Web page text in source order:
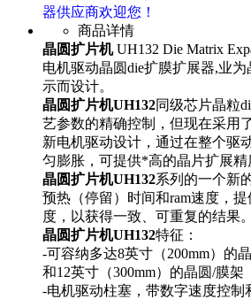
器供应商欢迎您！
商品详情
晶圆扩片机UH132 Die Matrix
电机驱动晶圆die扩膜扩展器,业
示而设计。
晶圆扩片机UH132同级芯片晶粒
艺参数的精确控制，但现在采用
新电机驱动设计，通过在整个驱
匀膨胀，可提供*高的晶片扩展精
晶圆扩片机UH132系列的一个新
预热（停留）时间和ram速度，
度，以获得一致、可重复的结果。
晶圆扩片机UH132特征：
-可容纳多达8英寸（200mm）的
和12英寸（300mm）的晶圆/膜架
-电机驱动柱塞，带数字速度控制